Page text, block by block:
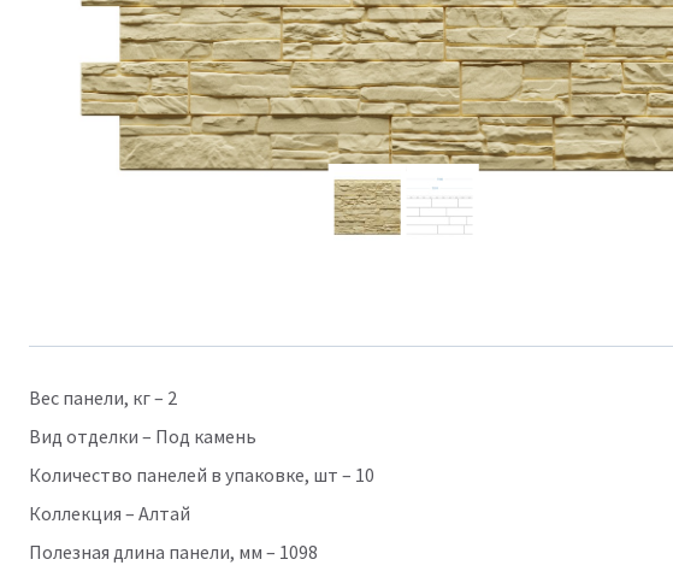
Вес панели, кг – 2
Вид отделки – Под камень
Количество панелей в упаковке, шт – 10
Коллекция – Алтай
Полезная длина панели, мм – 1098